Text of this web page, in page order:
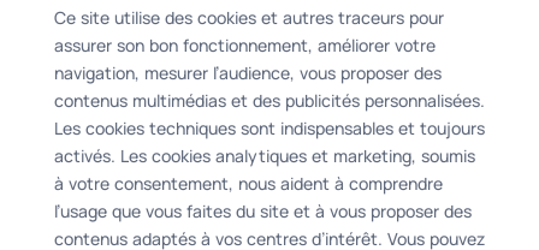
Stores anti-chaleur / froid
Les stores anti-chaleur, un atout pour votre
maison afin de gérer la température été
Ce site utilise des cookies et autres traceurs pour
assurer son bon fonctionnement, améliorer votre
navigation, mesurer l’audience, vous proposer des
contenus multimédias et des publicités personnalisées.
Les cookies techniques sont indispensables et toujours
activés. Les cookies analytiques et marketing, soumis
à votre consentement, nous aident à comprendre
l’usage que vous faites du site et à vous proposer des
contenus adaptés à vos centres d’intérêt. Vous pouvez